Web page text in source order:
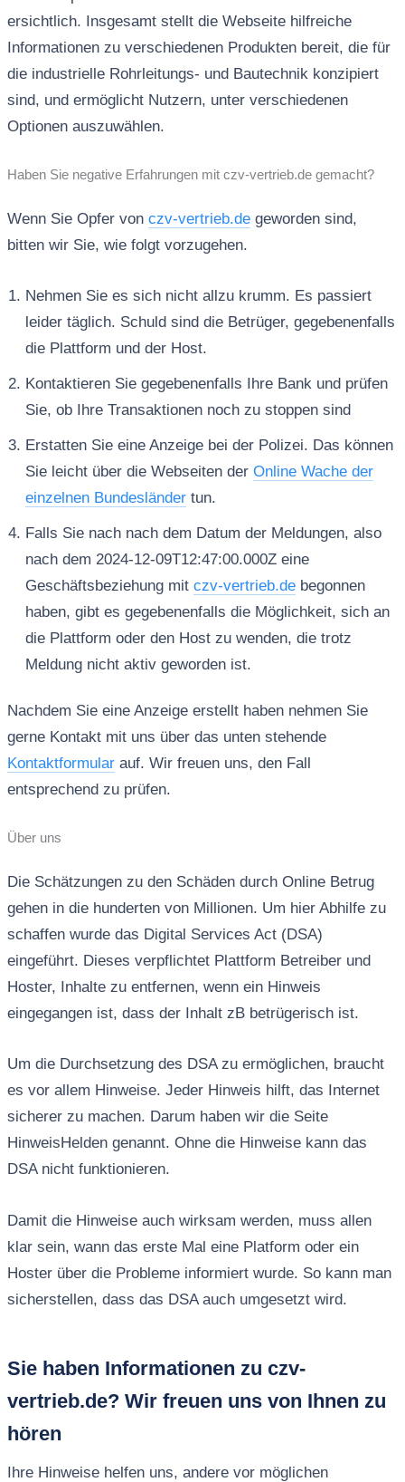
ersichtlich. Insgesamt stellt die Webseite hilfreiche
Informationen zu verschiedenen Produkten bereit, die für
die industrielle Rohrleitungs- und Bautechnik konzipiert
sind, und ermöglicht Nutzern, unter verschiedenen
Optionen auszuwählen.
Haben Sie negative Erfahrungen mit czv-vertrieb.de gemacht?
Wenn Sie Opfer von czv-vertrieb.degeworden sind,
bitten wir Sie, wie folgt vorzugehen.
Nehmen Sie es sich nicht allzu krumm. Es passiert
leider täglich. Schuld sind die Betrüger, gegebenenfalls
die Plattform und der Host.
Kontaktieren Sie gegebenenfalls Ihre Bank und prüfen
Sie, ob Ihre Transaktionen noch zu stoppen sind
Erstatten Sie eine Anzeige bei der Polizei. Das können
Sie leicht über die Webseiten der Online Wache der
einzelnen Bundesländertun.
Falls Sie nach nach dem Datum der Meldungen, also
nach dem 2024-12-09T12:47:00.000Z eine
Geschäftsbeziehung mit czv-vertrieb.debegonnen
haben, gibt es gegebenenfalls die Möglichkeit, sich an
die Plattform oder den Host zu wenden, die trotz
Meldung nicht aktiv geworden ist.
Nachdem Sie eine Anzeige erstellt haben nehmen Sie
gerne Kontakt mit uns über das unten stehende
Kontaktformularauf. Wir freuen uns, den Fall
entsprechend zu prüfen.
Über uns
Die Schätzungen zu den Schäden durch Online Betrug
gehen in die hunderten von Millionen. Um hier Abhilfe zu
schaffen wurde das Digital Services Act (DSA)
eingeführt. Dieses verpflichtet Plattform Betreiber und
Hoster, Inhalte zu entfernen, wenn ein Hinweis
eingegangen ist, dass der Inhalt zB betrügerisch ist.
Um die Durchsetzung des DSA zu ermöglichen, braucht
es vor allem Hinweise. Jeder Hinweis hilft, das Internet
sicherer zu machen. Darum haben wir die Seite
HinweisHelden genannt. Ohne die Hinweise kann das
DSA nicht funktionieren.
Damit die Hinweise auch wirksam werden, muss allen
klar sein, wann das erste Mal eine Platform oder ein
Hoster über die Probleme informiert wurde. So kann man
sicherstellen, dass das DSA auch umgesetzt wird.
Sie haben Informationen zu czv-
vertrieb.de? Wir freuen uns von Ihnen zu
hören
Ihre Hinweise helfen uns, andere vor möglichen